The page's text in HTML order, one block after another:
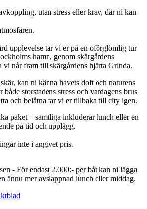
utan stress eller krav, där ni kan
upplevelse tar vi er på en oförglömlig tur
hamn, genom skärgårdens
vi når fram till skärgårdens hjärta Grinda.
kan ni känna havets doft och naturens
både storstadens stress och vardagens brus
och belåtna tar vi er tillbaka till city igen.
paket – samtliga inkluderar lunch eller en
på tid och upplägg.
inte i angivet pris.
- För endast 2.000:- per båt kan ni lägga
ännu mer avslappnad lunch eller middag.